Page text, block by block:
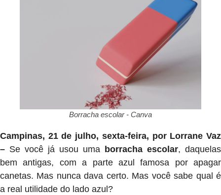
Borracha escolar - Canva
Campinas, 21 de julho, sexta-feira, por Lorrane Vaz
– Se você já usou uma borracha escolar, daquelas
bem antigas, com a parte azul famosa por apagar
canetas. Mas nunca dava certo. Mas você sabe qual é
a real utilidade do lado azul?